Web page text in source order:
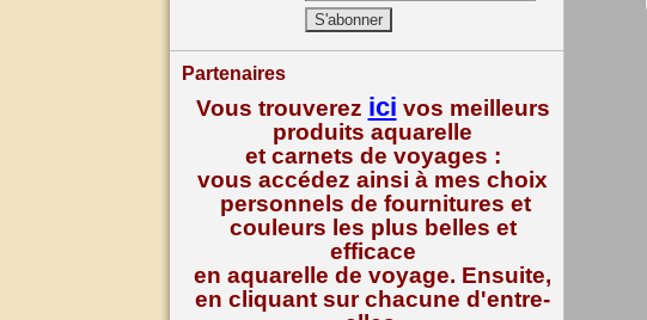
Partenaires
Vous trouverez ici vos meilleurs
produits aquarelle
et carnets de voyages :
vous accédez ainsi à mes choix
personnels de fournitures et
couleurs les plus belles et
efficace
en aquarelle de voyage. Ensuite,
en cliquant sur chacune d'entre-